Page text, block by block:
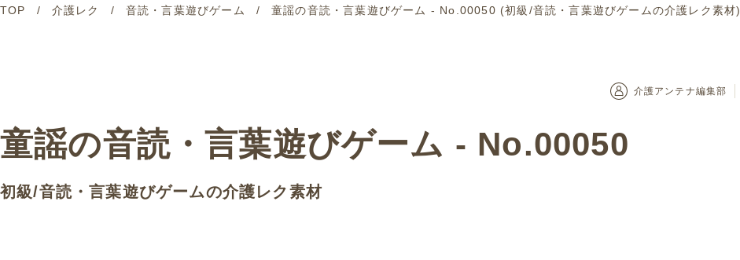
介護情報の総合サイト
TOP 介護レク 音読・言葉遊びゲーム 童謡の音読・言葉遊びゲーム - No.00050 (初級/音読・言葉遊びゲームの介護レク素材)
介護アンテナ編集部
童謡の音読・言葉遊びゲーム - No.00050
初級/音読・言葉遊びゲームの介護レク素材